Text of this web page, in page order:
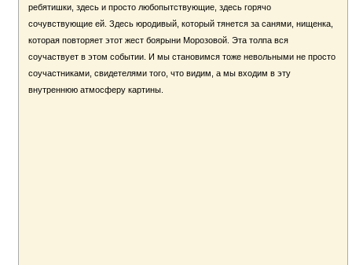
ребятишки, здесь и просто любопытствующие, здесь горячо
сочувствующие ей. Здесь юродивый, который тянется за санями, нищенка,
которая повторяет этот жест боярыни Морозовой. Эта толпа вся
соучаствует в этом событии. И мы становимся тоже невольными не просто
соучастниками, свидетелями того, что видим, а мы входим в эту
внутреннюю атмосферу картины.